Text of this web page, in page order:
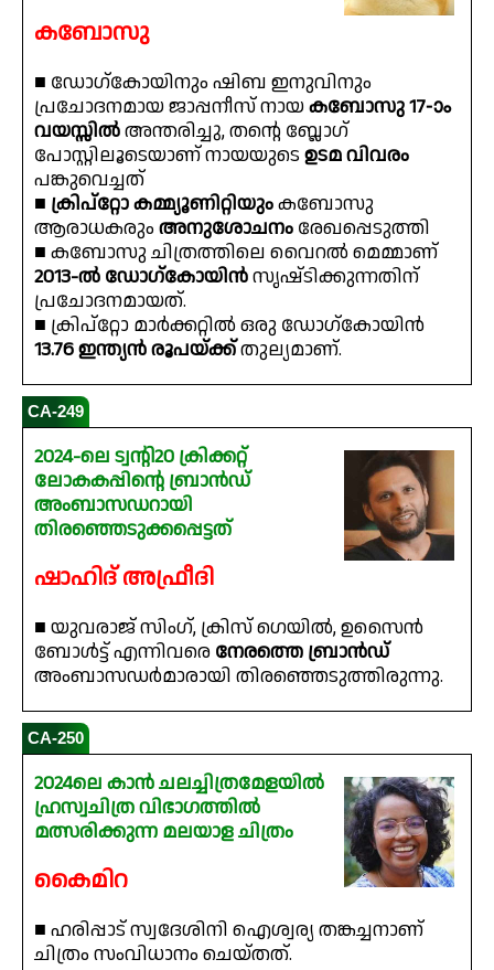
കബോസു
■ ഡോഗ്‌കോയിനും ഷിബ ഇനുവിനും
പ്രചോദനമായ ജാപ്പനീസ് നായകബോസു 17-ാം
വയസ്സിൽഅന്തരിച്ചു, തൻ്റെ ബ്ലോഗ്
പോസ്റ്റിലൂടെയാണ് നായയുടെ ഉടമ വിവരം
പങ്കുവെച്ചത്
■ ക്രിപ്‌റ്റോ കമ്മ്യൂണിറ്റിയുംകബോസു
ആരാധകരും അനുശോചനം രേഖപ്പെടുത്തി
■ കബോസു ചിത്രത്തിലെ വൈറൽ മെമ്മാണ്
2013-ൽ ഡോഗ്‌കോയിൻസൃഷ്‌ടിക്കുന്നതിന്
പ്രചോദനമായത്.
■ ക്രിപ്‌റ്റോ മാർക്കറ്റിൽ ഒരു ഡോഗ്കോയിൻ
13.76 ഇന്ത്യൻ രൂപയ്ക്ക്തുല്യമാണ്.
CA-249
2024-ലെ ട്വന്റി20 ക്രിക്കറ്റ്
ലോകകപ്പിന്റെ ബ്രാൻഡ്
അംബാസഡറായി
തിരഞ്ഞെടുക്കപ്പെട്ടത്
ഷാഹിദ് അഫ്രീദി
■ യുവരാജ് സിംഗ്, ക്രിസ് ഗെയിൽ, ഉസൈൻ
ബോൾട്ട് എന്നിവരെ നേരത്തെ ബ്രാൻഡ്
അംബാസഡർമാരായി തിരഞ്ഞെടുത്തിരുന്നു.
CA-250
2024ലെ കാൻ ചലച്ചിത്രമേളയിൽ
ഹ്രസ്വചിത്ര വിഭാഗത്തിൽ
മത്സരിക്കുന്ന മലയാള ചിത്രം
കൈമിറ
■ ഹരിപ്പാട് സ്വദേശിനി ഐശ്വര്യ തങ്കച്ചനാണ്
ചിത്രം സംവിധാനം ചെയ്തത്.